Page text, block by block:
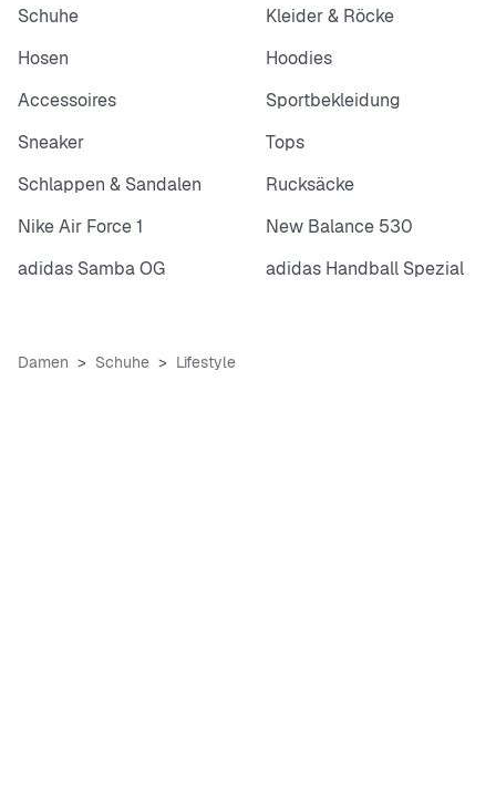
Schuhe
Kleider & Röcke
Hosen
Hoodies
Accessoires
Sportbekleidung
Sneaker
Tops
Schlappen & Sandalen
Rucksäcke
Nike Air Force 1
New Balance 530
adidas Samba OG
adidas Handball Spezial
Damen Schuhe Lifestyle